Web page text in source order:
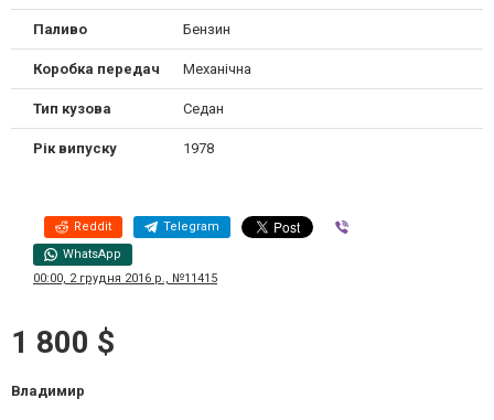
Паливо Бензин
Коробка передач Механічна
Тип кузова Седан
Рік випуску 1978
Reddit Telegram
WhatsApp
00:00, 2 грудня 2016 р., №11415
1 800 $
Владимир